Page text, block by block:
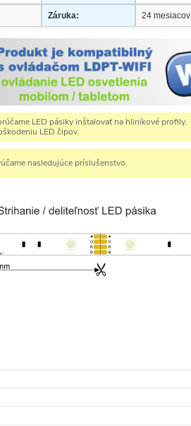
Záruka: 24 mesiacov
LED pásiky inštalovať na hliníkové profily.
LED čipov.
nasledujúce príslušenstvo.